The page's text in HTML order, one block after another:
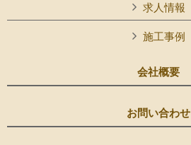
求人情報
施工事例
会社概要
お問い合わせ